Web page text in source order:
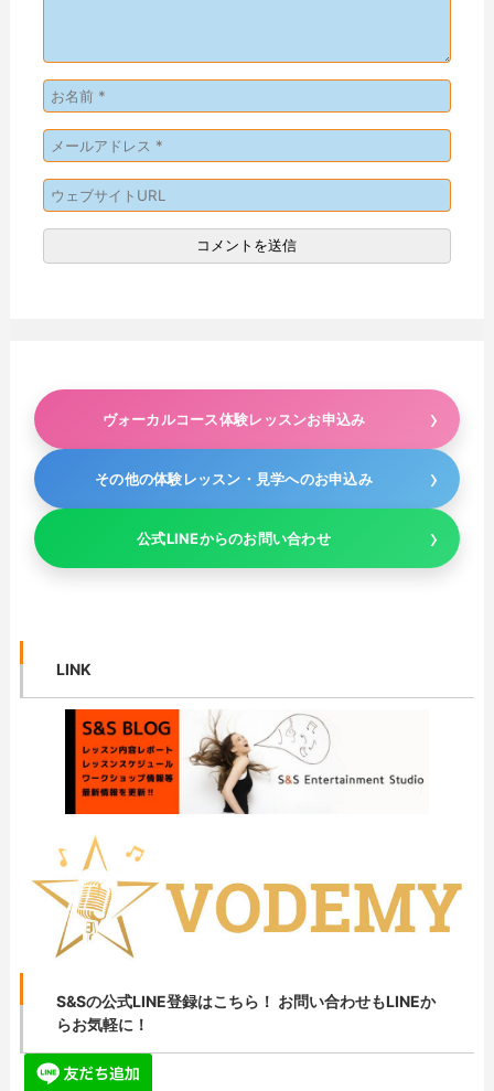
ヴォーカルコース体験レッスンお申込み
その他の体験レッスン・見学へのお申込み
公式LINEからのお問い合わせ
LINK
S&Sの公式LINE登録はこちら！ お問い合わせもLINEか
らお気軽に！